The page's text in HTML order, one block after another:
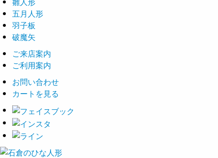
五月人形
羽子板
破魔矢
ご来店案内
ご利用案内
お問い合わせ
カートを見る